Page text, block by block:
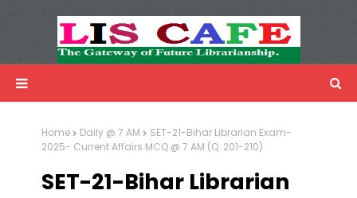
Advertisemnet
Home Daily @ 7 AM
SET-21-Bihar Librarian Exam-
2025- Current Affairs MCQ @ 7 AM (Q. 201-210)
SET-21-Bihar Librarian